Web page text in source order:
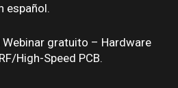
español.
Webinar gratuito – Hardware
High-Speed PCB.